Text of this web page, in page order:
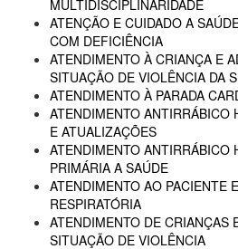
MULTIDISCIPLINARIDADE
ATENÇÃO E CUIDADO A
COM DEFICIÊNCIA
ATENDIMENTO À CRIANÇA E
SITUAÇÃO DE VIOLÊNCIA DA
ATENDIMENTO À PARADA
ATENDIMENTO ANTIRRÁBICO
E ATUALIZAÇÕES
ATENDIMENTO ANTIRRÁBICO
PRIMÁRIA A SAÚDE
ATENDIMENTO AO PACIENTE
RESPIRATÓRIA
ATENDIMENTO DE CRIANÇAS
SITUAÇÃO DE VIOLÊNCIA